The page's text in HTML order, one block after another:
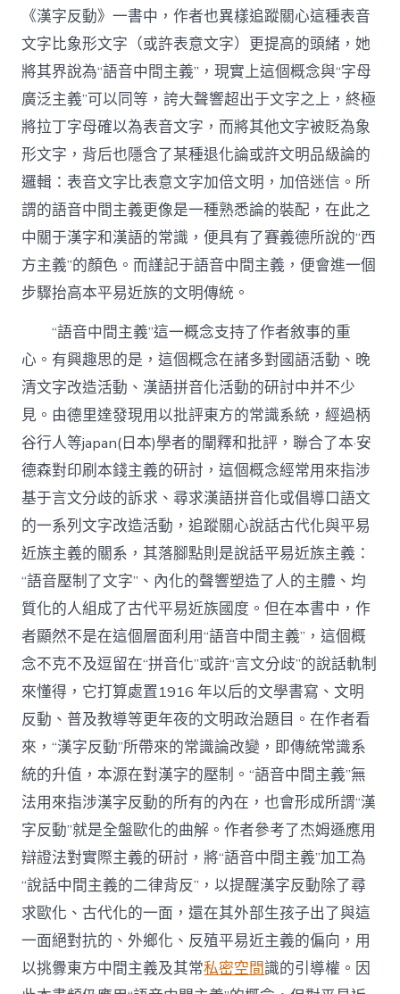
《漢字反動》一書中，作者也異樣追蹤關心這種表音
文字比象形文字（或許表意文字）更提高的頭緒，她
將其界說為“語音中間主義”，現實上這個概念與“字母
廣泛主義”可以同等，誇大聲響超出于文字之上，終極
將拉丁字母確以為表音文字，而將其他文字被貶為象
形文字，背后也隱含了某種退化論或許文明品級論的
邏輯：表音文字比表意文字加倍文明，加倍迷信。所
謂的語音中間主義更像是一種熟悉論的裝配，在此之
中關于漢字和漢語的常識，便具有了賽義德所說的“西
方主義”的顏色。而謹記于語音中間主義，便會進一個
步驟抬高本平易近族的文明傳統。
“語音中間主義”這一概念支持了作者敘事的重
心。有興趣思的是，這個概念在諸多對國語活動、晚
清文字改造活動、漢語拼音化活動的研討中并不少
見。由德里達發現用以批評東方的常識系統，經過柄
谷行人等japan(日本)學者的闡釋和批評，聯合了本·安
德森對印刷本錢主義的研討，這個概念經常用來指涉
基于言文分歧的訴求、尋求漢語拼音化或倡導口語文
的一系列文字改造活動，追蹤關心說話古代化與平易
近族主義的關系，其落腳點則是說話平易近族主義：
“語音壓制了文字”、內化的聲響塑造了人的主體、均
質化的人組成了古代平易近族國度。但在本書中，作
者顯然不是在這個層面利用“語音中間主義”，這個概
念不克不及逗留在“拼音化”或許“言文分歧”的說話軌制
來懂得，它打算處置1916 年以后的文學書寫、文明
反動、普及教導等更年夜的文明政治題目。在作者看
來，“漢字反動”所帶來的常識論改變，即傳統常識系
統的升值，本源在對漢字的壓制。“語音中間主義”無
法用來指涉漢字反動的所有的內在，也會形成所謂“漢
字反動”就是全盤歐化的曲解。作者參考了杰姆遜應用
辯證法對實際主義的研討，將“語音中間主義”加工為
“說話中間主義的二律背反”，以提醒漢字反動除了尋
求歐化、古代化的一面，還在其外部生孩子出了與這
一面絕對抗的、外鄉化、反殖平易近主義的偏向，用
以挑釁東方中間主義及其常私密空間識的引導權。因